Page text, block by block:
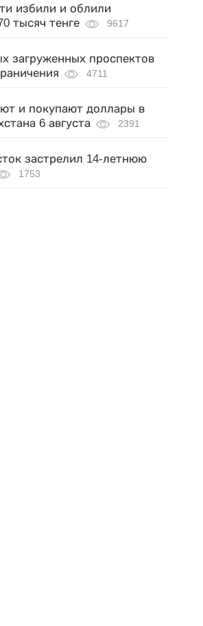
избили и облили
тысяч тенге
9617
загруженных проспектов
4711
и покупают доллары в
6 августа
2391
застрелил 14-летнюю
1753